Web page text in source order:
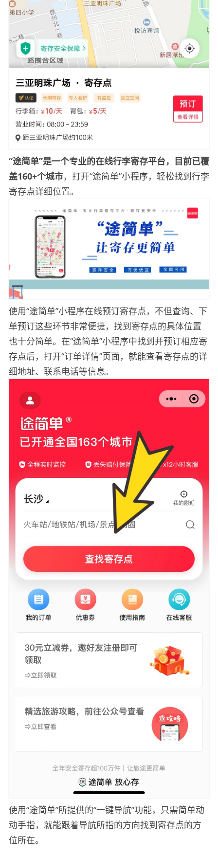
“途简单”是一个专业的在线行李寄存平台，目前已覆
盖160+个城市，打开“途简单”小程序，轻松找到行李
寄存点详细位置。
使用“途简单”小程序在线预订寄存点，不但查询、下
单预订这些环节非常便捷，找到寄存点的具体位置
也十分简单。在“途简单”小程序中找到并预订相应寄
存点后，打开“订单详情”页面，就能查看寄存点的详
细地址、联系电话等信息。
使用“途简单”所提供的“一键导航”功能，只需简单动
动手指，就能跟着导航所指的方向找到寄存点的方
位所在。